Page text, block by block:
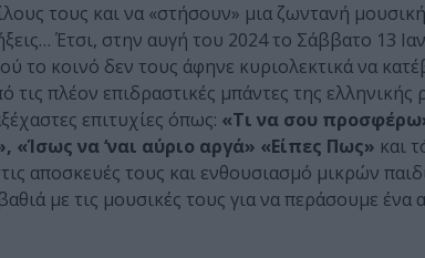
τους και να «στήσουν» μια ζωντανή
Έτσι, στην αυγή του 2024 το Σάββατο 13
το κοινό δεν τους άφηνε κυριολεκτικά να
τις πλέον επιδραστικές μπάντες της
επιτυχίες όπως: «Τι να σου
να ‘ναι αύριο αργά» «Είπες Πως» και
αποσκευές τους και ενθουσιασμό μικρών
με τις μουσικές τους για να περάσουμε